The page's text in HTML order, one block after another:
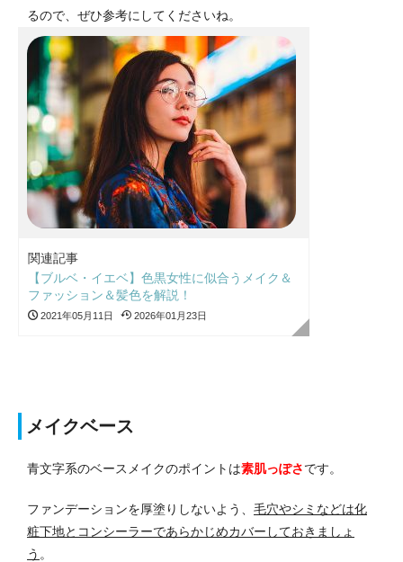
るので、ぜひ参考にしてくださいね。
関連記事
【ブルベ・イエベ】色黒女性に似合うメイク＆
ファッション＆髪色を解説！
2021年05月11日 2026年01月23日
メイクベース
青文字系のベースメイクのポイントは素肌っぽさです。
ファンデーションを厚塗りしないよう、 毛穴やシミなどは化
粧下地とコンシーラーであらかじめカバーしておきましょ
う 。